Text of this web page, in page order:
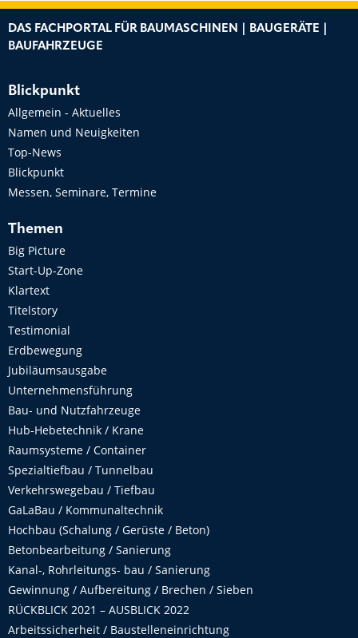
DAS FACHPORTAL FÜR BAUMASCHINEN | BAUGERÄTE |
BAUFAHRZEUGE
Blickpunkt
Allgemein - Aktuelles
Namen und Neuigkeiten
Top-News
Blickpunkt
Messen, Seminare, Termine
Themen
Big Picture
Start-Up-Zone
Klartext
Titelstory
Testimonial
Erdbewegung
Jubiläumsausgabe
Unternehmensführung
Bau- und Nutzfahrzeuge
Hub-Hebetechnik / Krane
Raumsysteme / Container
Spezialtiefbau / Tunnelbau
Verkehrswegebau / Tiefbau
GaLaBau / Kommunaltechnik
Hochbau (Schalung / Gerüste / Beton)
Betonbearbeitung / Sanierung
Kanal-, Rohrleitungs- bau / Sanierung
Gewinnung / Aufbereitung / Brechen / Sieben
RÜCKBLICK 2021 – AUSBLICK 2022
Arbeitssicherheit / Baustelleneinrichtung